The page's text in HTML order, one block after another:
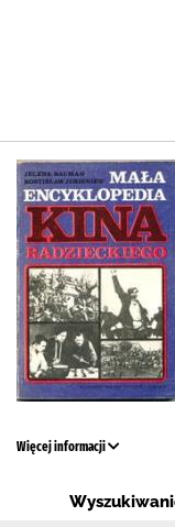
Więcej informacji